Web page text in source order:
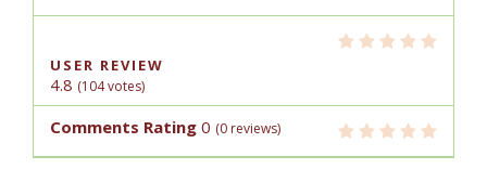
USER REVIEW
4.8 (104votes)
Comments Rating 0 (0 reviews)